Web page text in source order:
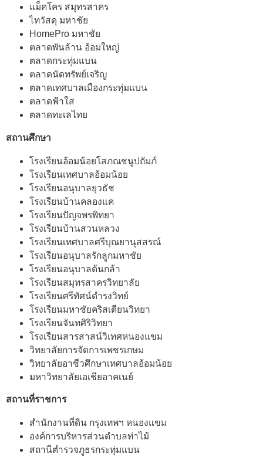
แม็คโคร สมุทรสาคร
ไทวัสดุ มหาชัย
HomePro มหาชัย
ตลาดพันล้าน อ้อมใหญ่
ตลาดกระทุ่มแบน
ตลาดนัดทรัพย์เจริญ
ตลาดเทศบาลเมืองกระทุ่มแบน
ตลาดฟ้าใส
ตลาดทะเลไทย
สถานศึกษา
โรงเรียนอ้อมน้อยโสภณชนูปถัมภ์
โรงเรียนเทศบาลอ้อมน้อย
โรงเรียนอนุบาลยุวธัช
โรงเรียนบ้านคลองแค
โรงเรียนปัญจพรพิทยา
โรงเรียนบ้านสวนหลวง
โรงเรียนเทศบาลศรีบุณยานุสสรณ์
โรงเรียนอนุบาลรักลูกมหาชัย
โรงเรียนอนุบาลต้นกล้า
โรงเรียนสมุทรสาครวิทยาลัย
โรงเรียนศรีทัศน์ดำรงวิทย์
โรงเรียนมหาชัยคริสเตียนวิทยา
โรงเรียนจันทศิริวิทยา
โรงเรียนสารสาสน์วิเทศหนองแขม
วิทยาลัยการจัดการเพชรเกษม
วิทยาลัยอาชีวศึกษาเทศบาลอ้อมน้อย
มหาวิทยาลัยเอเชียอาคเนย์
สถานที่ราชการ
สำนักงานที่ดิน กรุงเทพฯ หนองแขม
องค์การบริหารส่วนตำบลท่าไม้
สถานีตำรวจภูธรกระทุ่มแบน